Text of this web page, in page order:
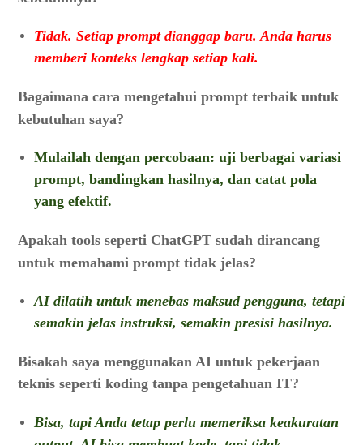
Tidak. Setiap prompt dianggap baru. Anda harus
memberi konteks lengkap setiap kali.
Bagaimana cara mengetahui prompt terbaik untuk
kebutuhan saya?
Mulailah dengan percobaan: uji berbagai variasi
prompt, bandingkan hasilnya, dan catat pola
yang efektif.
Apakah tools seperti ChatGPT sudah dirancang
untuk memahami prompt tidak jelas?
AI dilatih untuk menebas maksud pengguna, tetapi
semakin jelas instruksi, semakin presisi hasilnya.
Bisakah saya menggunakan AI untuk pekerjaan
teknis seperti koding tanpa pengetahuan IT?
Bisa, tapi Anda tetap perlu memeriksa keakuratan